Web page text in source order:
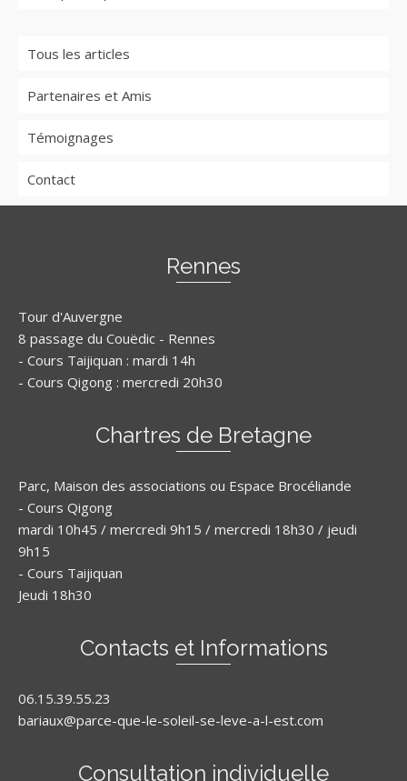
Tous les articles
Partenaires et Amis
Témoignages
Contact
Rennes
Tour d'Auvergne
8 passage du Couëdic - Rennes
- Cours Taijiquan : mardi 14h
- Cours Qigong : mercredi 20h30
Chartres de Bretagne
Parc, Maison des associations ou Espace Brocéliande
- Cours Qigong
mardi 10h45 / mercredi 9h15 / mercredi 18h30 / jeudi
9h15
- Cours Taijiquan
Jeudi 18h30
Contacts et Informations
06.15.39.55.23
bariaux@parce-que-le-soleil-se-leve-a-l-est.com
Consultation individuelle